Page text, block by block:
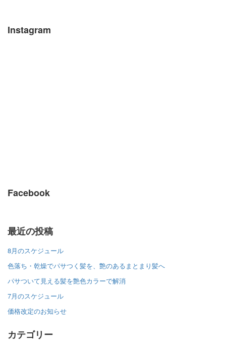
Instagram
Facebook
最近の投稿
8月のスケジュール
色落ち・乾燥でパサつく髪を、艶のあるまとまり髪へ
パサついて見える髪を艶色カラーで解消
7月のスケジュール
価格改定のお知らせ
カテゴリー